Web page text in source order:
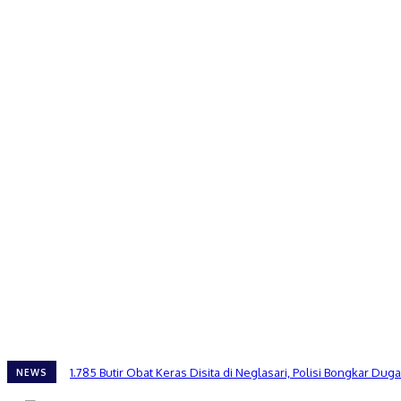
NEWS 1.785 Butir Obat Keras Disita di Neglasari, Polisi Bongkar